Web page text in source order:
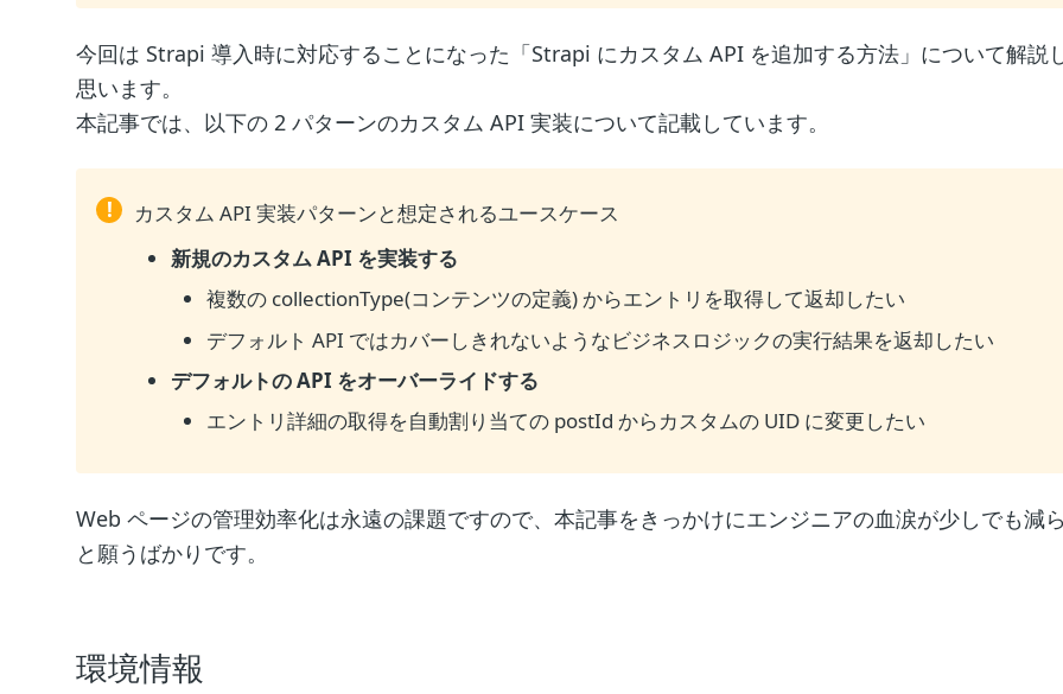
今回は Strapi 導入時に対応することになった「Strapi にカスタム API を追加する方法」について解説
思います。
本記事では、以下の 2 パターンのカスタム API 実装について記載しています。
!
カスタム API 実装パターンと想定されるユースケース
新規のカスタム API を実装する
複数の collectionType(コンテンツの定義) からエントリを取得して返却したい
デフォルト API ではカバーしきれないようなビジネスロジックの実行結果を返却したい
デフォルトの API をオーバーライドする
エントリ詳細の取得を自動割り当ての postId からカスタムの UID に変更したい
Web ページの管理効率化は永遠の課題ですので、本記事をきっかけにエンジニアの血涙が少しでも減
と願うばかりです。
環境情報